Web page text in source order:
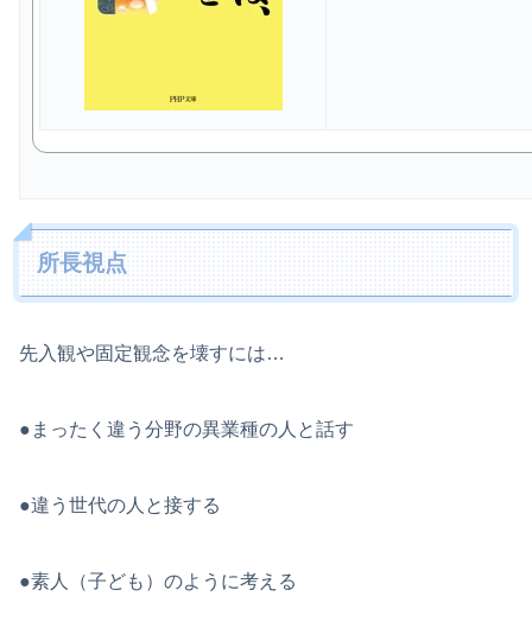
所長視点
先入観や固定観念を壊すには…
●まったく違う分野の異業種の人と話す
●違う世代の人と接する
●素人（子ども）のように考える